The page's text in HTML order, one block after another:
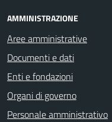
AMMINISTRAZIONE
Aree amministrative
Documenti e dati
Enti e fondazioni
Organi di governo
Personale amministrativo